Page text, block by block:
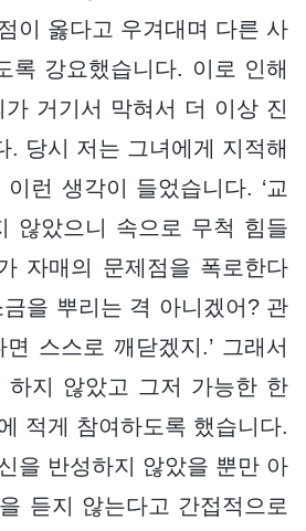
이 옳다고 우겨대며 다른 사
록 강요했습니다. 이로 인해
거기서 막혀서 더 이상 진
. 당시 저는 그녀에게 지적해
런 생각이 들었습니다. ‘교
않았으니 속으로 무척 힘들
자매의 문제점을 폭로한다
을 뿌리는 격 아니겠어? 관
스스로 깨닫겠지.’ 그래서
하지 않았고 그저 가능한 한
적게 참여하도록 했습니다.
을 반성하지 않았을 뿐만 아
듣지 않는다고 간접적으로